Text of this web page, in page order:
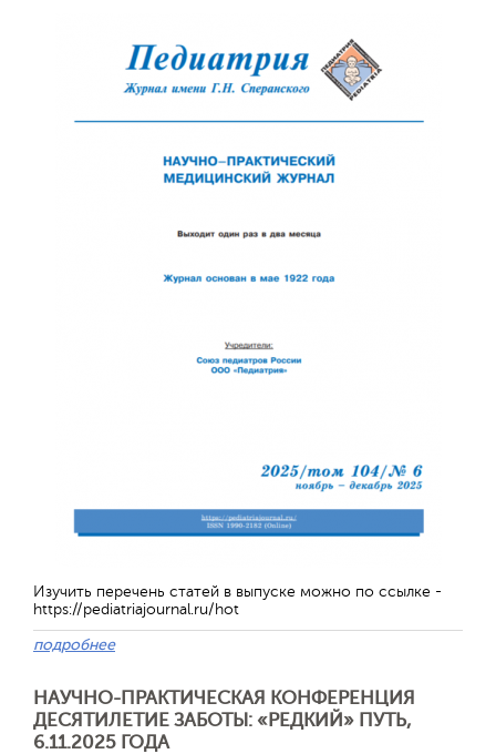
Изучить перечень статей в выпуске можно по ссылке -
https://pediatriajournal.ru/hot
подробнее
НАУЧНО-ПРАКТИЧЕСКАЯ КОНФЕРЕНЦИЯ
ДЕСЯТИЛЕТИЕ ЗАБОТЫ: «РЕДКИЙ» ПУТЬ,
6.11.2025 ГОДА